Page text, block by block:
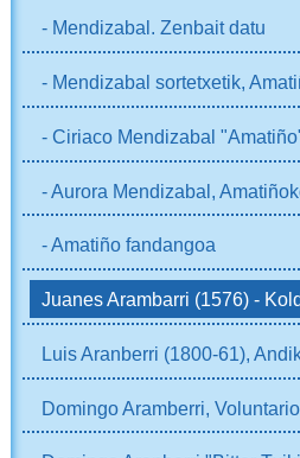
- Mendizabal. Zenbait datu
- Mendizabal sortetxetik,
- Ciriaco Mendizabal
- Aurora Mendizabal,
- Amatiño fandangoa
Juanes Arambarri (1576) -
Luis Aranberri (1800-61),
Domingo Aramberri,